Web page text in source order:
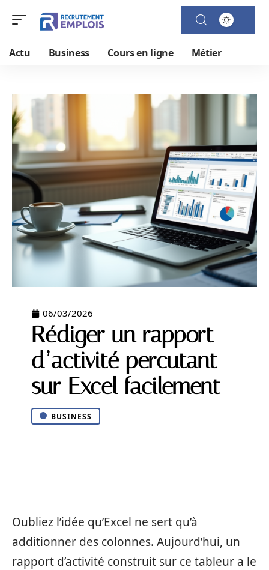
Actu Business Cours en ligne Métier
06/03/2026
Rédiger un rapport
d’activité percutant
sur Excel facilement
BUSINESS
Oubliez l’idée qu’Excel ne sert qu’à
additionner des colonnes. Aujourd’hui, un
rapport d’activité construit sur ce tableur a le